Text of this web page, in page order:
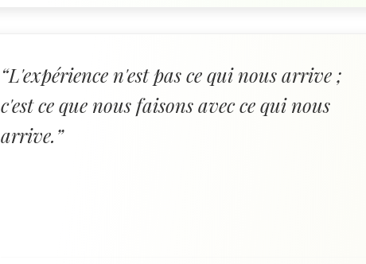
“L'expérience n'est pas ce qui nous arrive ;
c'est ce que nous faisons avec ce qui nous
arrive.”